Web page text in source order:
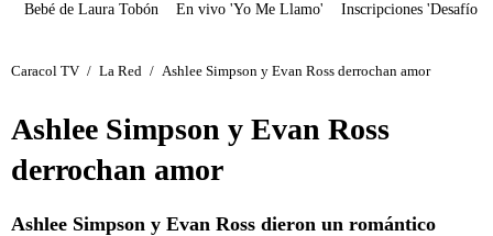
Bebé de Laura Tobón En vivo 'Yo Me Llamo' Inscripciones 'Desafío'
Caracol TV / La Red / Ashlee Simpson y Evan Ross derrochan amor
Ashlee Simpson y Evan Ross
derrochan amor
Ashlee Simpson y Evan Ross dieron un romántico